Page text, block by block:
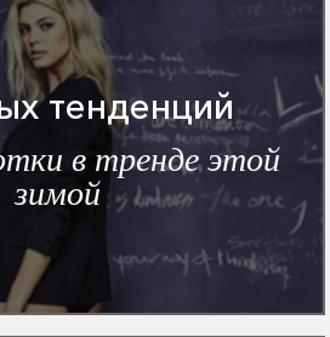
тенденций
в тренде этой
зимой